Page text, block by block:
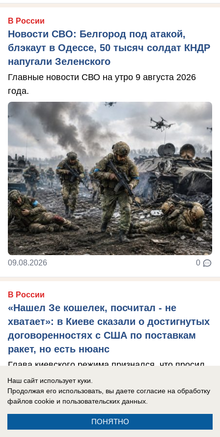
В России
Новости СВО: Белгород под атакой,
блэкаут в Одессе, 50 тысяч солдат КНДР
напугали Зеленского
Главные новости СВО на утро 9 августа 2026
года.
09.08.2026 0
В России
«Нашел Зе кошелек, посчитал - не
хватает»: в Киеве сказали о достигнутых
договоренностях с США по поставкам
ракет, но есть нюанс
Глава киевского режима признался, что просил
перехватчики у Израиля, но там даже за деньги
не продали.
Наш сайт использует куки.
Продолжая его использовать, вы даете согласие на обработку
файлов cookie и пользовательских данных.
ПОНЯТНО